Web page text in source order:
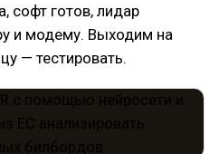
софт готов, лидар
и модему. Выходим на
— тестировать.